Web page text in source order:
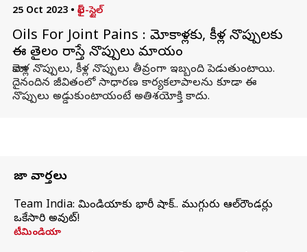
25 Oct 2023 • లైఫ్-స్టైల్
Oils For Joint Pains : మోకాళ్లకు, కీళ్ల నొప్పులకు
ఈ తైలం రాస్తే నొప్పులు మాయం
మోకాళ్ల నొప్పులు, కీళ్ల నొప్పులు తీవ్రంగా ఇబ్బంది పెడుతుంటాయి.
దైనందిన జీవితంలో సాధారణ కార్యకలాపాలను కూడా ఈ
నొప్పులు అడ్డుకుంటాయంటే అతిశయోక్తి కాదు.
తాజా వార్తలు
Team India: టీమిండియాకు భారీ షాక్.. ముగ్గురు ఆల్‌రౌండర్లు
ఒకేసారి అవుట్!
టీమిండియా